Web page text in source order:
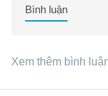
Bình luận
Xem thêm bình